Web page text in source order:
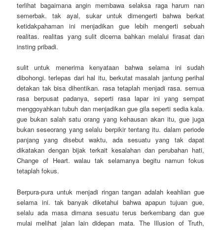
terlihat bagaimana angin membawa selaksa raga harum nan
semerbak. tak ayal, sukar untuk dimengerti bahwa berkat
ketidakpahaman ini menjadikan gue lebih mengerti sebuah
realitas. realitas yang sulit dicerna bahkan melalui firasat dan
insting pribadi.
sulit untuk menerima kenyataan bahwa selama ini sudah
dibohongi. terlepas dari hal itu, berkutat masalah jantung perihal
detakan tak bisa dihentikan. rasa tetaplah menjadi rasa. semua
rasa berpusat padanya, seperti rasa lapar ini yang sempat
menggoyahkan tubuh dan menjadikan gue gila seperti sedia kala.
gue bukan salah satu orang yang kehausan akan itu, gue juga
bukan seseorang yang selalu berpikir tentang itu. dalam periode
panjang yang disebut waktu, ada sesuatu yang tak dapat
dikatakan dengan bijak terkait kesalahan dan perubahan hati,
Change of Heart. walau tak selamanya begitu namun fokus
tetaplah fokus.
Berpura-pura untuk menjadi ringan tangan adalah keahlian gue
selama ini. tak banyak diketahui bahwa apapun tujuan gue,
selalu ada masa dimana sesuatu terus berkembang dan gue
mulai melihat jalan lain didepan mata. The Illusion of Truth,